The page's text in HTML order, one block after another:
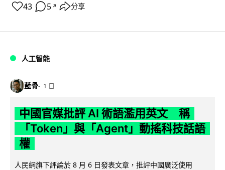
43 5 ↗ 分享
人工智能
藍骨 1 日
中國官媒批評 AI 術語濫用英文 稱
「Token」與「Agent」動搖科技話語
權
人民網旗下評論於 8 月 6 日發表文章，批評中國廣泛使用